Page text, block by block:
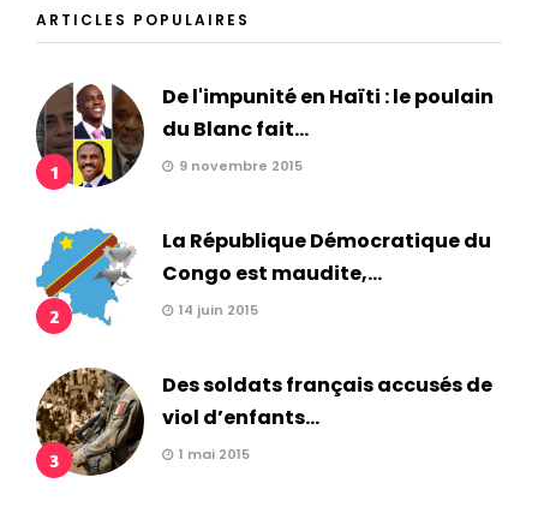
ARTICLES POPULAIRES
1
De l'impunité en Haïti : le poulain
du Blanc fait...
9 novembre 2015
2
La République Démocratique du
Congo est maudite,...
14 juin 2015
3
Des soldats français accusés de
viol d’enfants...
1 mai 2015